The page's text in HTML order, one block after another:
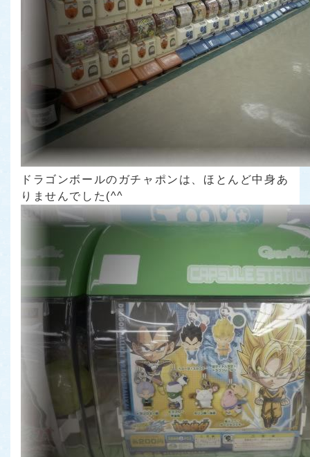
ドラゴンボールのガチャポンは、ほとんど中身あ
りませんでした(^^ゞ